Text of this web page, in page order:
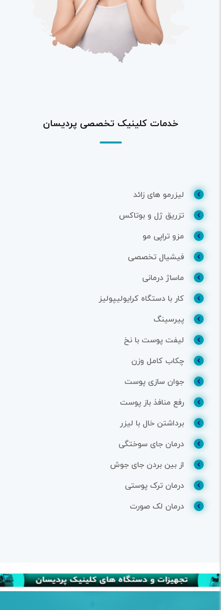
خدمات کلینیک تخصصی پردیسان
لیزرمو های زائد
تزریق ژل و بوتاکس
مزو تراپی مو
فیشیال تخصصی
ماساژ درمانی
کار با دستگاه کرایولیپولیز
پیرسینگ
لیفت پوست با نخ
چکاب کامل وزن
جوان سازی پوست
رفع منافذ باز پوست
برداشتن خال با لیزر
درمان جای سوختگی
از بین بردن جای جوش
درمان ترک پوستی
درمان لک صورت